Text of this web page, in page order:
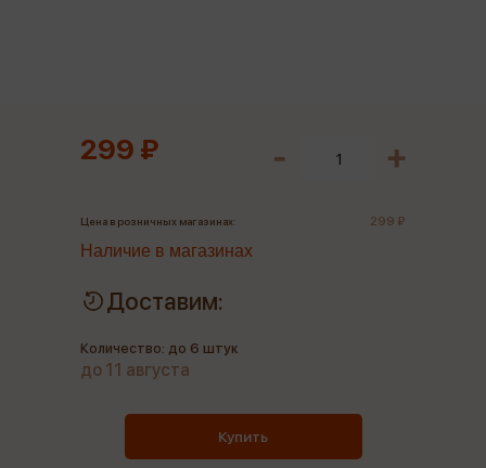
299 ₽
Цена в розничных магазинах: 299 ₽
Наличие в магазинах
Доставим:
Количество: до 6 штук
до 11 августа
Купить